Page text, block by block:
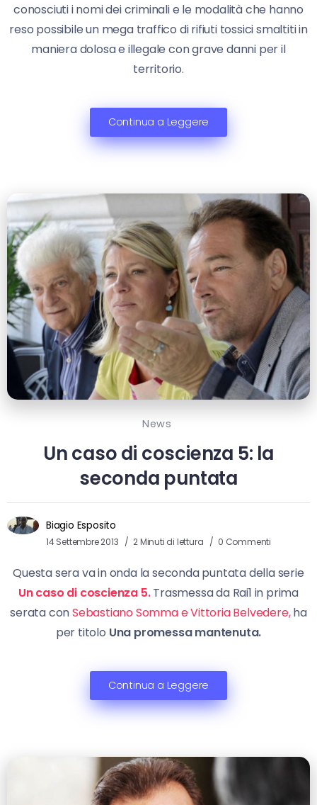
conosciuti i nomi dei criminali e le modalità che hanno
reso possibile un mega traffico di rifiuti tossici smaltiti in
maniera dolosa e illegale con grave danni per il
territorio.
Continua a Leggere
News
Un caso di coscienza 5: la
seconda puntata
Biagio Esposito
14 Settembre 2013 2 Minuti di lettura 0 Commenti
Questa sera va in onda la seconda puntata della serie
Un caso di coscienza 5.Trasmessa da Rai1 in prima
serata conSebastiano Somma e Vittoria Belvedere,ha
per titolo Una promessa mantenuta.
Continua a Leggere